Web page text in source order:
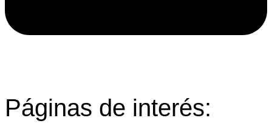
Páginas de interés: